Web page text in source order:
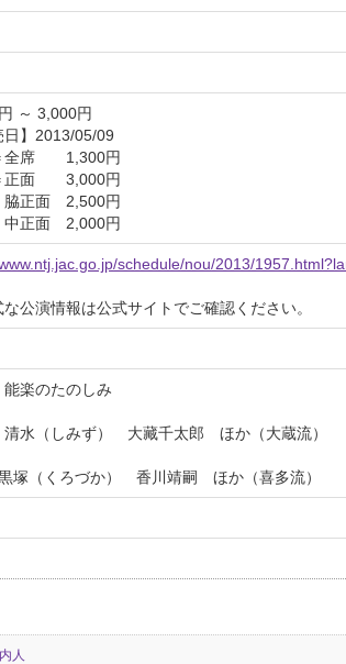
～ 3,000円
日】2013/05/09
全席 1,300円
正面 3,000円
面 2,500円
面 2,000円
schedule/nou/2013/
公演情報は公式サイトでご確認ください。
楽のたのしみ
水（しみず） 大藏千太郎 ほか（大蔵流）
（くろづか） 香川靖嗣 ほか（喜多流）
人